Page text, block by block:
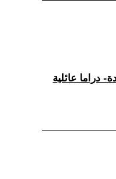
دراما عائلية